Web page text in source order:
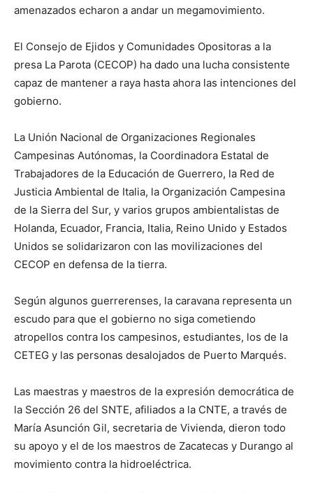
amenazados echaron a andar un megamovimiento.
El Consejo de Ejidos y Comunidades Opositoras a la
presa La Parota (CECOP) ha dado una lucha consistente
capaz de mantener a raya hasta ahora las intenciones del
gobierno.
La Unión Nacional de Organizaciones Regionales
Campesinas Autónomas, la Coordinadora Estatal de
Trabajadores de la Educación de Guerrero, la Red de
Justicia Ambiental de Italia, la Organización Campesina
de la Sierra del Sur, y varios grupos ambientalistas de
Holanda, Ecuador, Francia, Italia, Reino Unido y Estados
Unidos se solidarizaron con las movilizaciones del
CECOP en defensa de la tierra.
Según algunos guerrerenses, la caravana representa un
escudo para que el gobierno no siga cometiendo
atropellos contra los campesinos, estudiantes, los de la
CETEG y las personas desalojados de Puerto Marqués.
Las maestras y maestros de la expresión democrática de
la Sección 26 del SNTE, afiliados a la CNTE, a través de
María Asunción Gil, secretaria de Vivienda, dieron todo
su apoyo y el de los maestros de Zacatecas y Durango al
movimiento contra la hidroeléctrica.